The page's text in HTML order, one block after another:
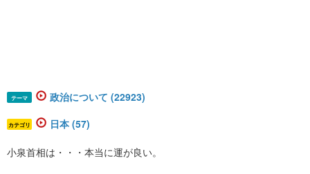
テーマ 政治について (22923)
カテゴリ 日本 (57)
小泉首相は・・・本当に運が良い。